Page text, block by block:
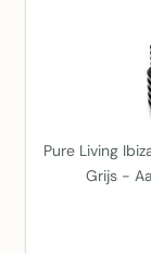
Pure Living
Grijs -